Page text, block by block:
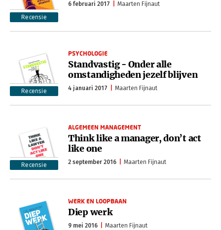
Recensie
6 februari 2017 Maarten Fijnaut
Recensie
PSYCHOLOGIE
Standvastig - Onder alle
omstandigheden jezelf blijven
4 januari 2017 Maarten Fijnaut
Recensie
ALGEMEEN MANAGEMENT
Think like a manager, don’t act
like one
2 september 2016 Maarten Fijnaut
WERK EN LOOPBAAN
Diep werk
9 mei 2016 Maarten Fijnaut